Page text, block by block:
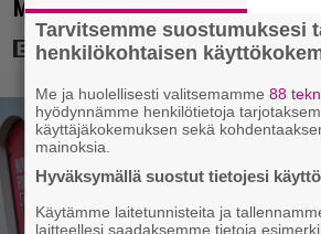
Margot Robbie vei
Tarvitsemme suostumuksesi
henkilökohtaisen
Me ja huolellisesti valitsemamme88
hyödynnämme henkilötietoja
käyttäjäkokemuksen sekä
mainoksia.
Hyväksymällä suostut tietojesi
Käytämme laitetunnisteita ja
laitteellesi saadaksemme tietoja